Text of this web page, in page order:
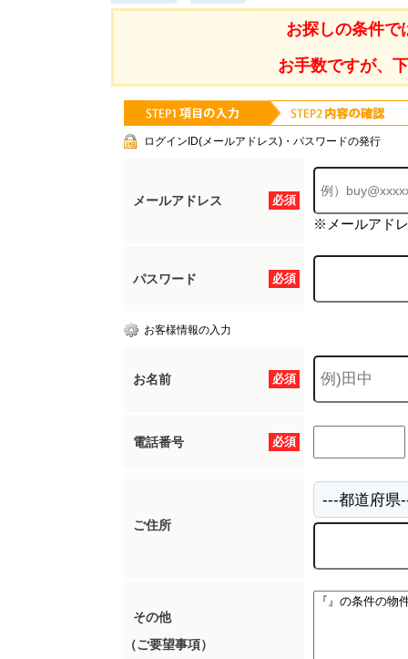
お探しの条件で
お手数ですが、
ログインID(メールアドレス)・パスワードの発行
必須
メールアドレス
※メールアド
必須
パスワード
お客様情報の入力
必須
お名前
必須
電話番号
ご住所
その他
（ご要望事項）